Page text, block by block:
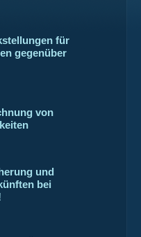
für
gegenüber
von
und
bei